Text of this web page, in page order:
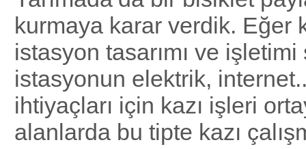
kurmaya karar verdik. Eğer
istasyon tasarımı ve
istasyonun elektrik,
ihtiyaçları için kazı işleri
alanlarda bu tipte kazı